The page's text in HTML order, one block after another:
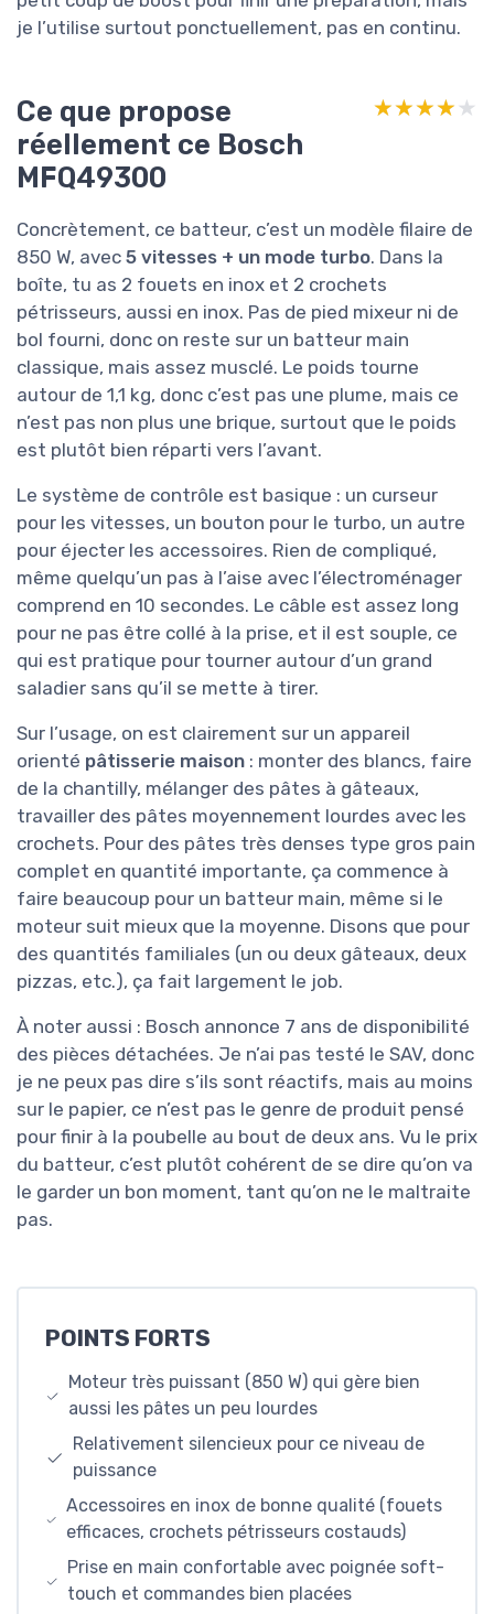
je l’utilise surtout ponctuellement, pas en continu.
Ce que propose
réellement ce Bosch
MFQ49300
★★★★★
★★★★★
Concrètement, ce batteur, c’est un modèle filaire de
850 W, avec 5 vitesses + un mode turbo. Dans la
boîte, tu as 2 fouets en inox et 2 crochets
pétrisseurs, aussi en inox. Pas de pied mixeur ni de
bol fourni, donc on reste sur un batteur main
classique, mais assez musclé. Le poids tourne
autour de 1,1 kg, donc c’est pas une plume, mais ce
n’est pas non plus une brique, surtout que le poids
est plutôt bien réparti vers l’avant.
Le système de contrôle est basique : un curseur
pour les vitesses, un bouton pour le turbo, un autre
pour éjecter les accessoires. Rien de compliqué,
même quelqu’un pas à l’aise avec l’électroménager
comprend en 10 secondes. Le câble est assez long
pour ne pas être collé à la prise, et il est souple, ce
qui est pratique pour tourner autour d’un grand
saladier sans qu’il se mette à tirer.
Sur l’usage, on est clairement sur un appareil
orienté pâtisserie maison : monter des blancs, faire
de la chantilly, mélanger des pâtes à gâteaux,
travailler des pâtes moyennement lourdes avec les
crochets. Pour des pâtes très denses type gros pain
complet en quantité importante, ça commence à
faire beaucoup pour un batteur main, même si le
moteur suit mieux que la moyenne. Disons que pour
des quantités familiales (un ou deux gâteaux, deux
pizzas, etc.), ça fait largement le job.
À noter aussi : Bosch annonce 7 ans de disponibilité
des pièces détachées. Je n’ai pas testé le SAV, donc
je ne peux pas dire s’ils sont réactifs, mais au moins
sur le papier, ce n’est pas le genre de produit pensé
pour finir à la poubelle au bout de deux ans. Vu le prix
du batteur, c’est plutôt cohérent de se dire qu’on va
le garder un bon moment, tant qu’on ne le maltraite
pas.
POINTS FORTS
Moteur très puissant (850 W) qui gère bien
aussi les pâtes un peu lourdes
Relativement silencieux pour ce niveau de
puissance
Accessoires en inox de bonne qualité (fouets
efficaces, crochets pétrisseurs costauds)
Prise en main confortable avec poignée soft-
touch et commandes bien placées